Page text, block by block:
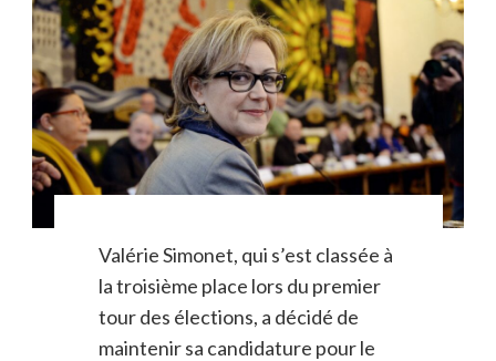
Valérie Simonet, qui s’est classée à
la troisième place lors du premier
tour des élections, a décidé de
maintenir sa candidature pour le